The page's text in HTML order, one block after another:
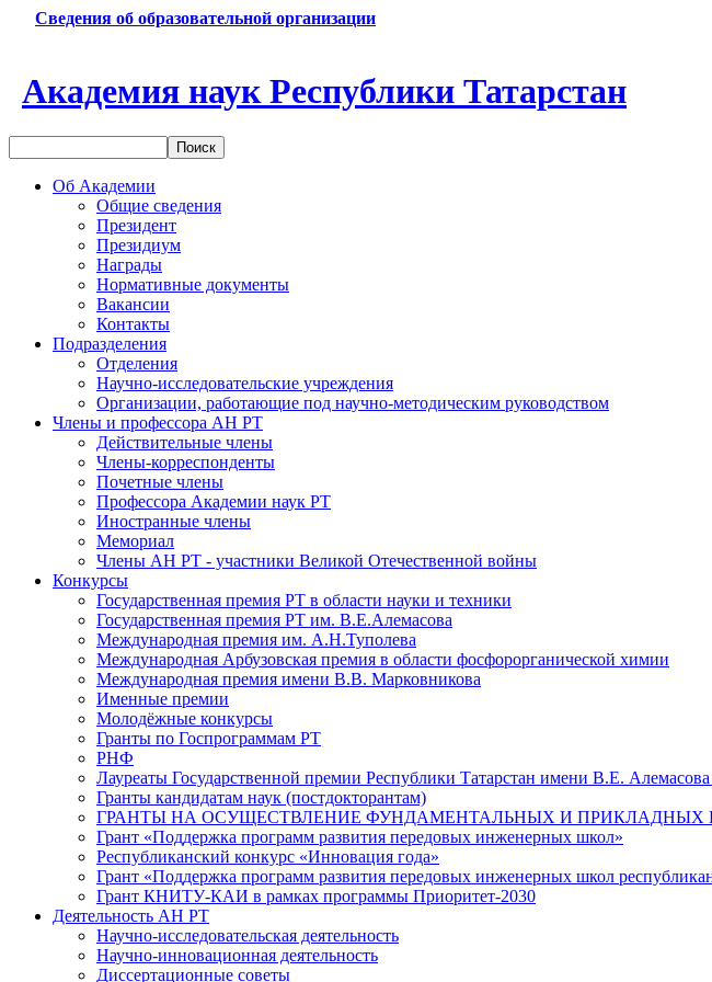
Сведения об образовательной организации
Академия наук Республики Татарстан
Об Академии
Общие сведения
Президент
Президиум
Награды
Нормативные документы
Вакансии
Контакты
Подразделения
Отделения
Научно-исследовательские учреждения
Организации, работающие под научно-методическим руководством
Члены и профессора АН РТ
Действительные члены
Члены-корреспонденты
Почетные члены
Профессора Академии наук РТ
Иностранные члены
Мемориал
Члены АН РТ - участники Великой Отечественной войны
Конкурсы
Государственная премия РТ в области науки и техники
Государственная премия РТ им. В.Е.Алемасова
Международная премия им. А.Н.Туполева
Международная Арбузовская премия в области фосфорорганической химии
Международная премия имени В.В. Марковникова
Именные премии
Молодёжные конкурсы
Гранты по Госпрограммам РТ
РНФ
Лауреаты Государственной премии Республики Татарстан имени В.Е. Алемасова
Гранты кандидатам наук (постдокторантам)
ГРАНТЫ НА ОСУЩЕСТВЛЕНИЕ ФУНДАМЕНТАЛЬНЫХ И ПРИКЛАДНЫХ
Грант «Поддержка программ развития передовых инженерных школ»
Республиканский конкурс «Инновация года»
Грант «Поддержка программ развития передовых инженерных школ
Грант КНИТУ-КАИ в рамках программы Приоритет-2030
Деятельность АН РТ
Научно-исследовательская деятельность
Научно-инновационная деятельность
Диссертационные советы